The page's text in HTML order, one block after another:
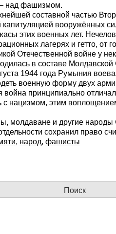
над фашизмом.
составной частью
вооружённых
этих военных лет.
лагерях и гетто, от
Отечественной войне
в составе
1944 года Румыния
военную форму двух
принципиально
нацизмом, этим
молдаване и другие
сохранил право
, народ, фашисты